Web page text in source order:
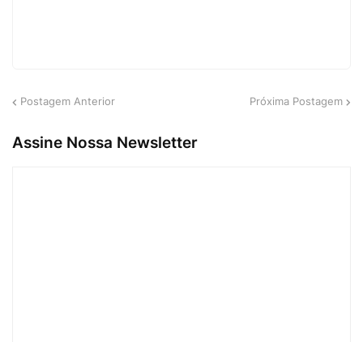
Postagem Anterior Próxima Postagem
Assine Nossa Newsletter